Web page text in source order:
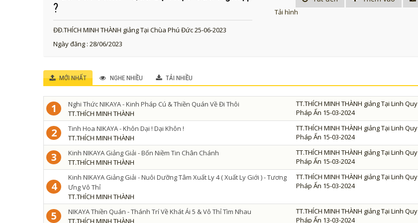
?
ĐĐ.THÍCH MINH THÀNH giảng Tại Chùa Phú Đức 25-06-2023
Ngày đăng : 28/06/2023
Tải hình
MỚI NHẤT NGHE NHIỀU TẢI NHIỀU
1
Nghi Thức NIKAYA - Kinh Pháp Cú & Thiền Quán Về Đi Thôi
TT.THÍCH MINH THÀNH
TT.THÍCH MINH THÀNH giảng Tại Linh Quy
Pháp Ấn 15-03-2024
2
Tinh Hoa NIKAYA - Khôn Dại ! Dại Khôn !
TT.THÍCH MINH THÀNH
TT.THÍCH MINH THÀNH giảng Tại Linh Quy
Pháp Ấn 15-03-2024
3
Kinh NIKAYA Giảng Giải - Bốn Niềm Tin Chân Chánh
TT.THÍCH MINH THÀNH
TT.THÍCH MINH THÀNH giảng Tại Linh Quy
Pháp Ấn 15-03-2024
4
Kinh NIKAYA Giảng Giải - Nuôi Dưỡng Tâm Xuất Ly 4 ( Xuất Ly Giới ) - Tương
Ưng Vô Thỉ
TT.THÍCH MINH THÀNH
TT.THÍCH MINH THÀNH giảng Tại Linh Quy
Pháp Ấn 15-03-2024
5
NIKAYA Thiền Quán - Thánh Trí Về Khát Ái 5 & Vô Thỉ Tìm Nhau
TT.THÍCH MINH THÀNH
TT.THÍCH MINH THÀNH giảng Tại Linh Quy
Pháp Ấn 13-03-2024